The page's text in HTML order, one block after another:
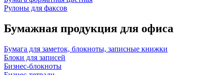
Рулоны для факсов
Бумажная продукция для офиса
Бумага для заметок, блокноты, записные книжки
Блоки для записей
Бизнес-блокноты